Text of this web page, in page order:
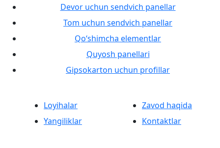
Devor uchun sendvich panellar
Tom uchun sendvich panellar
Qo‘shimcha elementlar
Quyosh panellari
Gipsokarton uchun profillar
Loyihalar
Yangiliklar
Zavod haqida
Kontaktlar